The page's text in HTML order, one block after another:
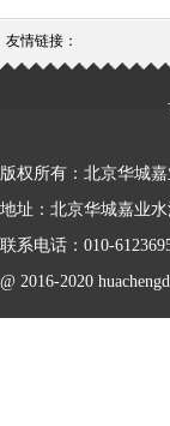
友情链接：
版权所有：北京华城
地址：北京华城嘉业
联系电话：010-
@ 2016-2020